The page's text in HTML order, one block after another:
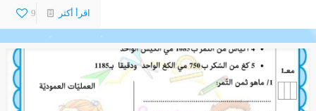
9 اقرأ أكثر